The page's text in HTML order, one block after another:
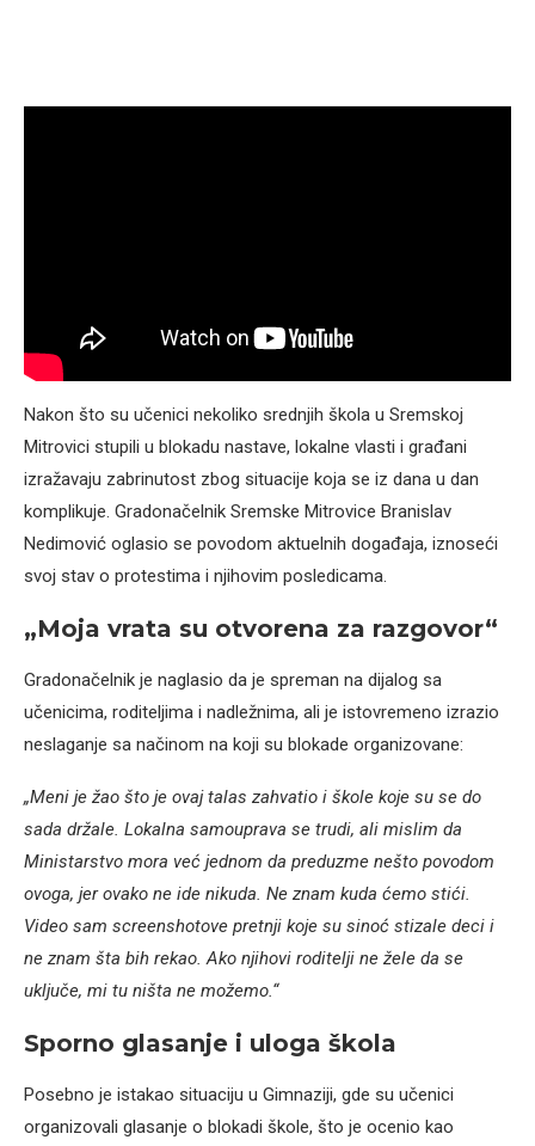
Nakon što su učenici nekoliko srednjih škola u Sremskoj
Mitrovici stupili u blokadu nastave, lokalne vlasti i građani
izražavaju zabrinutost zbog situacije koja se iz dana u dan
komplikuje. Gradonačelnik Sremske Mitrovice Branislav
Nedimović oglasio se povodom aktuelnih događaja, iznoseći
svoj stav o protestima i njihovim posledicama.
„Moja vrata su otvorena za razgovor“
Gradonačelnik je naglasio da je spreman na dijalog sa
učenicima, roditeljima i nadležnima, ali je istovremeno izrazio
neslaganje sa načinom na koji su blokade organizovane:
„Meni je žao što je ovaj talas zahvatio i škole koje su se do
sada držale. Lokalna samouprava se trudi, ali mislim da
Ministarstvo mora već jednom da preduzme nešto povodom
ovoga, jer ovako ne ide nikuda. Ne znam kuda ćemo stići.
Video sam screenshotove pretnji koje su sinoć stizale deci i
ne znam šta bih rekao. Ako njihovi roditelji ne žele da se
uključe, mi tu ništa ne možemo.“
Sporno glasanje i uloga škola
Posebno je istakao situaciju u Gimnaziji, gde su učenici
organizovali glasanje o blokadi škole, što je ocenio kao